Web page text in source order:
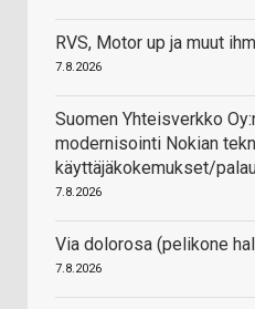
RVS, Motor up ja muut
7.8.2026
Suomen Yhteisverkko
modernisointi Nokian
käyttäjäkokemukset/
7.8.2026
Via dolorosa (pelikone
7.8.2026